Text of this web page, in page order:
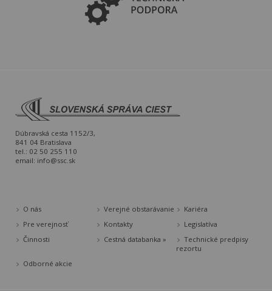
Dúbravská cesta 1152/3,
841 04 Bratislava
tel.: 02 50 255 110
email: info@ssc.sk
O nás Verejné obstarávanie
Kariéra
Pre verejnosť
Kontakty
Legislatíva
Činnosti
Cestná databanka »
Technické predpisy
rezortu
Odborné akcie